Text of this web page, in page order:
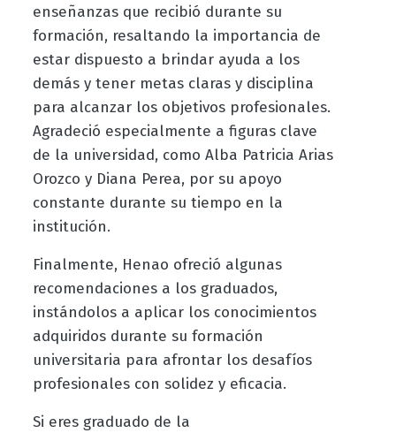
enseñanzas que recibió durante su
formación, resaltando la importancia de
estar dispuesto a brindar ayuda a los
demás y tener metas claras y disciplina
para alcanzar los objetivos profesionales.
Agradeció especialmente a figuras clave
de la universidad, como Alba Patricia Arias
Orozco y Diana Perea, por su apoyo
constante durante su tiempo en la
institución.
Finalmente, Henao ofreció algunas
recomendaciones a los graduados,
instándolos a aplicar los conocimientos
adquiridos durante su formación
universitaria para afrontar los desafíos
profesionales con solidez y eficacia.
Si eres graduado de la